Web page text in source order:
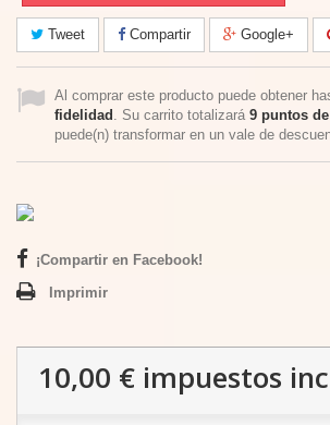
Tweet Compartir Google+
Al comprar este producto puede obtener
fidelidad . Su carrito totalizará 9 puntos
puede(n) transformar en un vale de
¡Compartir en Facebook!
Imprimir
10,00 € impuestos